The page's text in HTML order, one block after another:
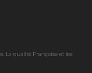
La qualité Française et les